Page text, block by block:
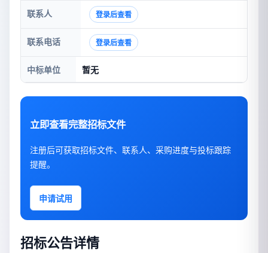
联系人 登录后查看
联系电话 登录后查看
中标单位 暂无
立即查看完整招标文件
注册后可获取招标文件、联系人、采购进度与投标跟踪
提醒。
申请试用
招标公告详情